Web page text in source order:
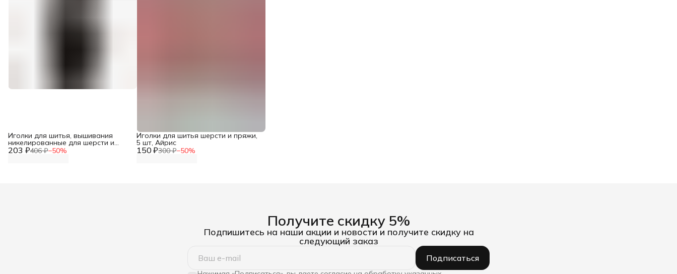
203 ₽406 ₽−50%
Иголки для шитья, вышивания
никелированные для шерсти и
пряжи, ассорти 6 шт/упак, Needline 150 ₽300 ₽−50%
Иголки для шитья шерсти и пряжи,
5 шт, Айрис
Получите скидку 5%
Подпишитесь на наши акции и новости и получите скидку на
следующий заказ
Подписаться